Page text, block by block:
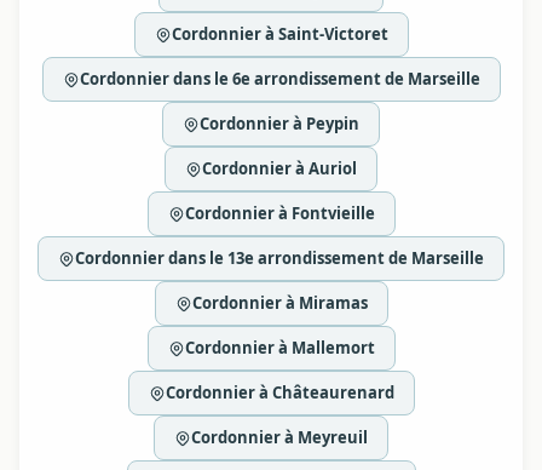
Cordonnier à Saint-Victoret
Cordonnier dans le 6e arrondissement de Marseille
Cordonnier à Peypin
Cordonnier à Auriol
Cordonnier à Fontvieille
Cordonnier dans le 13e arrondissement de Marseille
Cordonnier à Miramas
Cordonnier à Mallemort
Cordonnier à Châteaurenard
Cordonnier à Meyreuil